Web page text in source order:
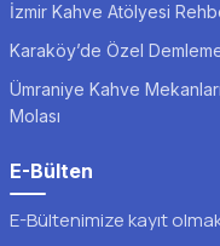
İzmir Kahve Atölyesi
Karaköy’de Özel
Ümraniye Kahve
Molası
E-Bülten
E-Bültenimize kayıt